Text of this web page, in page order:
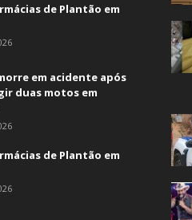
de Plantão em
em acidente após
duas motos em
de Plantão em